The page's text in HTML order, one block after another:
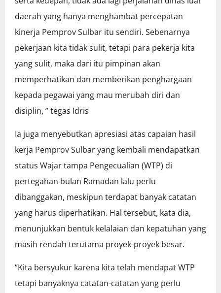
daerah yang hanya menghambat percepatan
kinerja Pemprov Sulbar itu sendiri. Sebenarnya
pekerjaan kita tidak sulit, tetapi para pekerja kita
yang sulit, maka dari itu pimpinan akan
memperhatikan dan memberikan penghargaan
kepada pegawai yang mau merubah diri dan
disiplin, ” tegas Idris
Ia juga menyebutkan apresiasi atas capaian hasil
kerja Pemprov Sulbar yang kembali mendapatkan
status Wajar tampa Pengecualian (WTP) di
pertegahan bulan Ramadan lalu perlu
dibanggakan, meskipun terdapat banyak catatan
yang harus diperhatikan. Hal tersebut, kata dia,
menunjukkan bentuk kelalaian dan kepatuhan yang
masih rendah terutama proyek-proyek besar.
“Kita bersyukur karena kita telah mendapat WTP
tetapi banyaknya catatan-catatan yang perlu